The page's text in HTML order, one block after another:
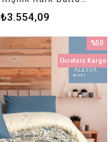
₺3.554,09
%50
İndirim
Ücretsiz Kargo